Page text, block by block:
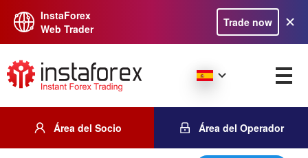
InstaForex
Web Trader
Trade now
Área del Socio Área del Operador